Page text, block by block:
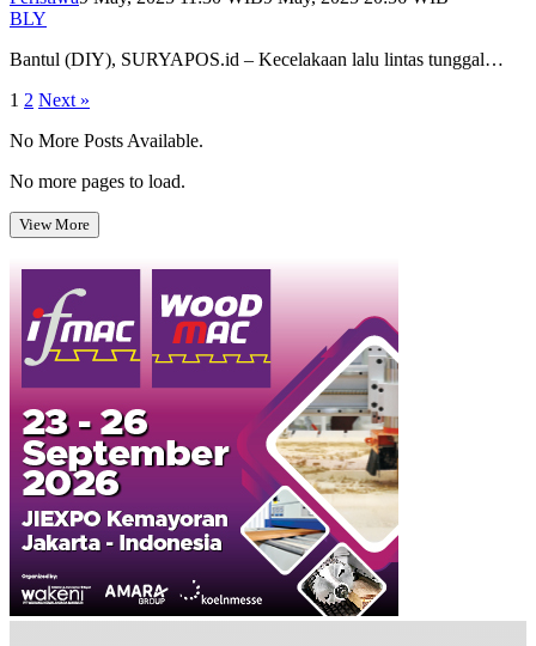
BLY
Bantul (DIY), SURYAPOS.id – Kecelakaan lalu lintas tunggal…
Posts
pagination
1 2 Next »
No More Posts Available.
No more pages to load.
View More